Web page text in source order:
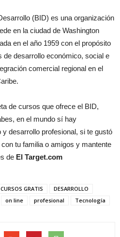
(BID) es una organización
en la ciudad de Washington
en el año 1959 con el propósito
de desarrollo económico, social e
comercial regional en el
de cursos que ofrece el BID,
en el mundo sí hay
desarrollo profesional, si te gustó
tu familia o amigos y mantente
de El Target.com
CURSOS GRATIS
DESARROLLO
on line profesional Tecnología